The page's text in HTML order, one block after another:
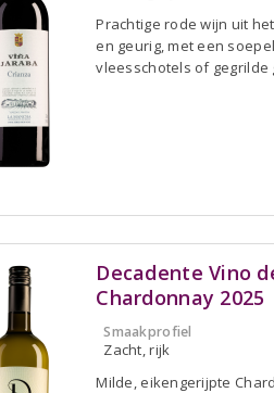
Prachtige rode wijn uit
en geurig, met een
vleesschotels of gegrilde
Decadente Vino
Chardonnay 2025
Smaakprofiel
Zacht, rijk
Milde, eikengerijpte